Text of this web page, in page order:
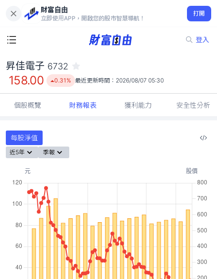
財富自由
立即使用APP，開啟您的股市智慧導航！
打開
登入
158.00
0.31%
昇佳電子 6732
158.00 0.31% 最近更新時間： 2026/08/07 05:30
個股概覽 財務報表 獲利能力 安全性分析
每股淨值
近5年 季報